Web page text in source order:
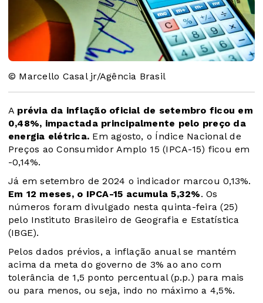
© Marcello Casal jr/Agência Brasil
A prévia da inflação oficial de setembro ficou em
0,48%, impactada principalmente pelo preço da
energia elétrica. Em agosto, o Índice Nacional de
Preços ao Consumidor Amplo 15 (IPCA-15) ficou em
-0,14%.
Já em setembro de 2024 o indicador marcou 0,13%.
Em 12 meses, o IPCA-15 acumula 5,32%. Os
números foram divulgado nesta quinta-feira (25)
pelo Instituto Brasileiro de Geografia e Estatística
(IBGE).
Pelos dados prévios, a inflação anual se mantém
acima da meta do governo de 3% ao ano com
tolerância de 1,5 ponto percentual (p.p.) para mais
ou para menos, ou seja, indo no máximo a 4,5%.